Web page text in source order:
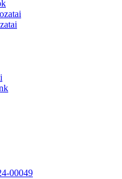
00049